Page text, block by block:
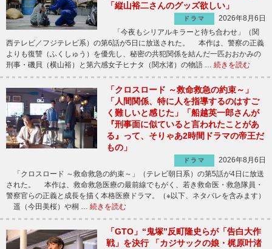
「縦山裕二さんのグッズ欲しい」
ドラマ
2026年8月6日
「今夜もシリアルキラーと待ち合わせ」（関
西テレビ／フジテレビ系）の第6話が5日に放送された。 本作は、警察の正義
よりも復讐（ふくしゅう）を優先し、秘密の共犯関係を結んだ一匹おおかみの
刑事・磯貝（横山裕）と第六感女子ヒナタ（関水渚）の物語 … 続きを読む
「クロスロード ～救命救急の約束～」
「人間関係、特に人を指導するのはすご
く難しいと感じた」「船越英一郎さんが
『刑事面に似ていると言われたことがあ
る』って、そりゃあ2時間ドラマの帝王だ
もの」
ドラマ
2026年8月6日
「クロスロード ～救命救急の約束～」（テレビ朝日系）の第5話が4日に放送
された。 本作は、救命救急医療の最前線でもがく、若き救命医・救急隊員・
警察官らの正義と成長を描く本格医療ドラマ。（※以下、ネタバレを含みます）
遥（今田美桜）や桐 … 続きを読む
「GTO」“鬼塚”反町隆史らが「告白大作
戦」を決行 「カジサックの娘・梶原叶渚